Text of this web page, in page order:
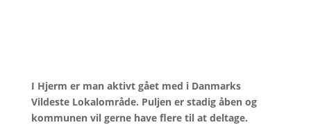
I Hjerm er man aktivt gået med i Danmarks
Vildeste Lokalområde. Puljen er stadig åben og
kommunen vil gerne have flere til at deltage.